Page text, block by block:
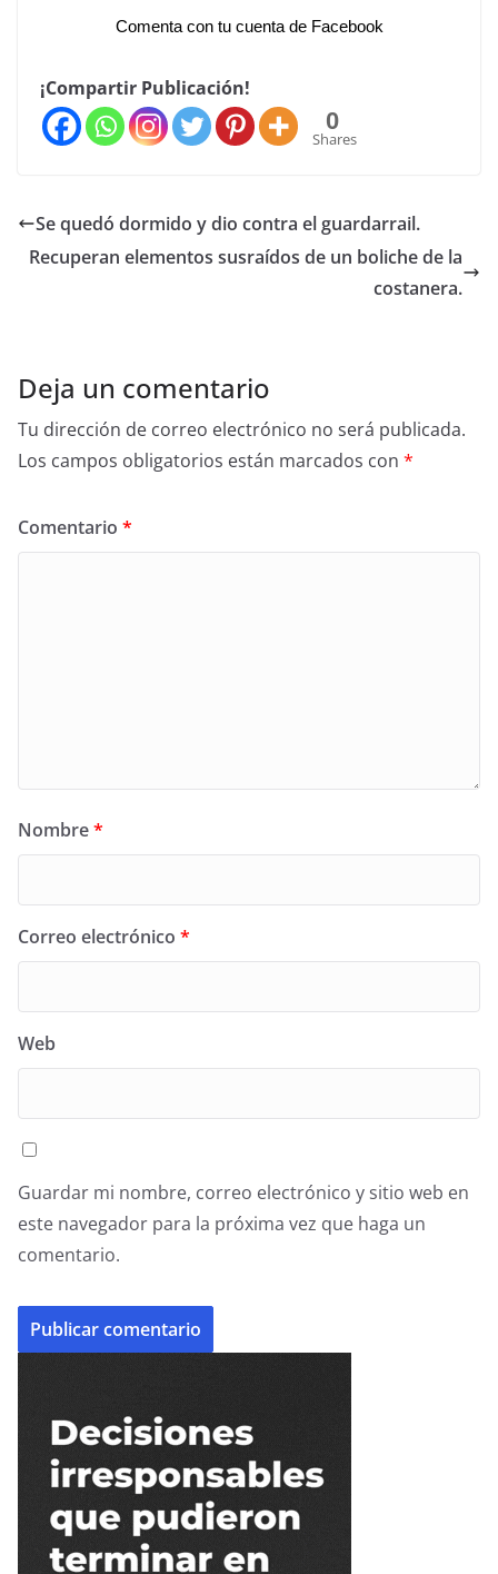
Comenta con tu cuenta de Facebook
¡Compartir Publicación!
0
Shares
Se quedó dormido y dio contra el guardarrail.
Recuperan elementos susraídos de un boliche de la
costanera.
Deja un comentario
Tu dirección de correo electrónico no será publicada.
Los campos obligatorios están marcados con *
Comentario *
Nombre*
Correo electrónico *
Web
Guardar mi nombre, correo electrónico y sitio web en
este navegador para la próxima vez que haga un
comentario.